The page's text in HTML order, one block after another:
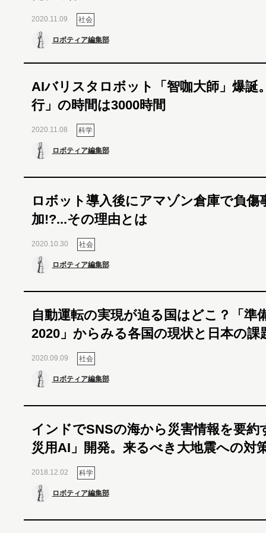
2020.11.09 社会
ロボティア編集部
AIバリスタロボット「智咖大師」爆誕
行」の時間は3000時間
2020.11.08 科学
ロボティア編集部
ロボット導入後にアマゾン倉庫で負傷
加!?...その理由とは
2020.10.30 社会
ロボティア編集部
自動運転の実現が迫る国はどこ？「準
2020」からみる各国の現状と日本の課
2020.09.09 社会
ロボティア編集部
インドでSNSの海から災害情報を要約
災用AI」開発。来るべき大地震への対
2018.12.02 科学
ロボティア編集部